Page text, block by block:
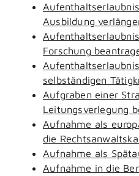
Ausbildung
Forschung
selbständigen
Aufgraben einer
Leitungsverlegung
Aufnahme als
die
Aufnahme als
Aufnahme in die